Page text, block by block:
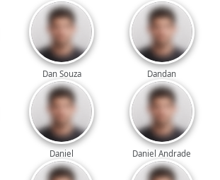
Dan Souza Dandan
Daniel Daniel Andrade